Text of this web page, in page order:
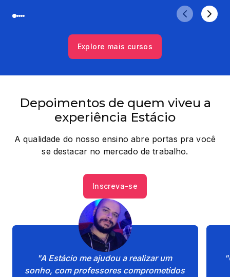
Explore mais cursos
Depoimentos de quem viveu a
experiência Estácio
A qualidade do nosso ensino abre portas pra você
se destacar no mercado de trabalho.
Inscreva-se
"A Estácio me ajudou a realizar um
sonho, com professores comprometidos